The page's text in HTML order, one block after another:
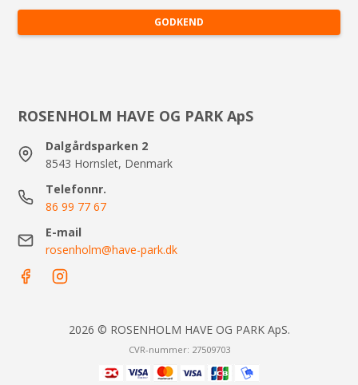
GODKEND
ROSENHOLM HAVE OG PARK ApS
Dalgårdsparken 2
8543 Hornslet, Denmark
Telefonnr.
86 99 77 67
E-mail
rosenholm@have-park.dk
2026 © ROSENHOLM HAVE OG PARK ApS.
CVR-nummer: 27509703